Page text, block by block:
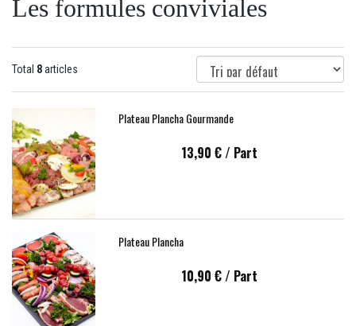
Les formules conviviales
Total 8articles
Plateau Plancha Gourmande
13,90 €/ Part
Plateau Plancha
10,90 €/ Part